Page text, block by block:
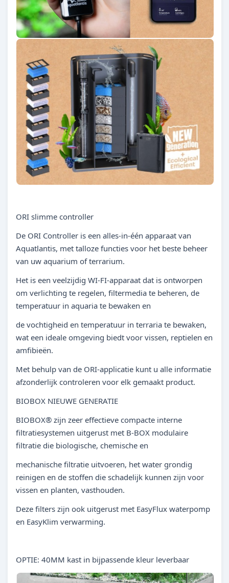
ORI slimme controller
De ORI Controller is een alles-in-één apparaat van
Aquatlantis, met talloze functies voor het beste beheer
van uw aquarium of terrarium.
Het is een veelzijdig WI-FI-apparaat dat is ontworpen
om verlichting te regelen, filtermedia te beheren, de
temperatuur in aquaria te bewaken en
de vochtigheid en temperatuur in terraria te bewaken,
wat een ideale omgeving biedt voor vissen, reptielen en
amfibieën.
Met behulp van de ORI-applicatie kunt u alle informatie
afzonderlijk controleren voor elk gemaakt product.
BIOBOX NIEUWE GENERATIE
BIOBOX® zijn zeer effectieve compacte interne
filtratiesystemen uitgerust met B-BOX modulaire
filtratie die biologische, chemische en
mechanische filtratie uitvoeren, het water grondig
reinigen en de stoffen die schadelijk kunnen zijn voor
vissen en planten, vasthouden.
Deze filters zijn ook uitgerust met EasyFlux waterpomp
en EasyKlim verwarming.
OPTIE: 40MM kast in bijpassende kleur leverbaar